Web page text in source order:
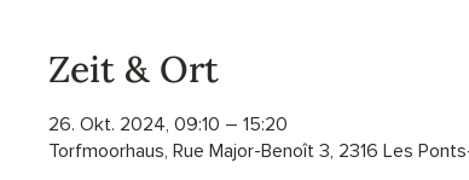
Zeit & Ort
26. Okt. 2024, 09:10 – 15:20
Torfmoorhaus, Rue Major-Benoît 3, 2316 Les